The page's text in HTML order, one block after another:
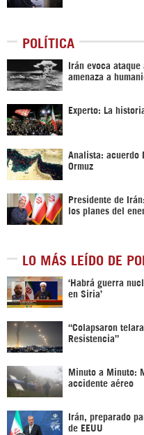
POLÍTICA
Irán evoca ataque
amenaza a
Experto: La
Analista: acuerdo
Ormuz
Presidente de
los planes del
LO MÁS LEÍDO DE
‎‘Habrá guerra
en Siria’‎
“Colapsaron
Resistencia”
Minuto a Minuto:
accidente aéreo
Irán, preparado
de EEUU